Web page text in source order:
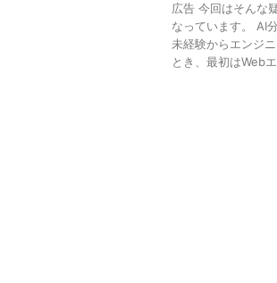
広告 今回はそんな
なっています。 AI
未経験からエンジ
とき、最初はWeb